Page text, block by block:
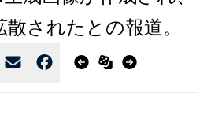
されたとの報道。